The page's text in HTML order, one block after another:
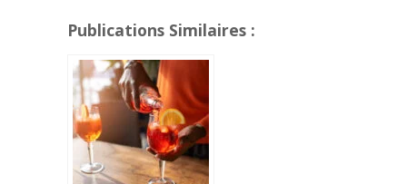
Publications Similaires :